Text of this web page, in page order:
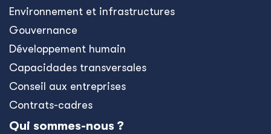
Environnement et infrastructures
Gouvernance
Développement humain
Capacidades transversales
Conseil aux entreprises
Contrats-cadres
Qui sommes-nous ?